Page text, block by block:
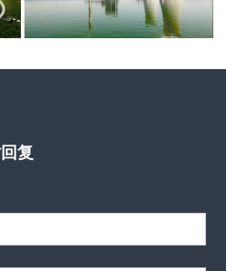
回复